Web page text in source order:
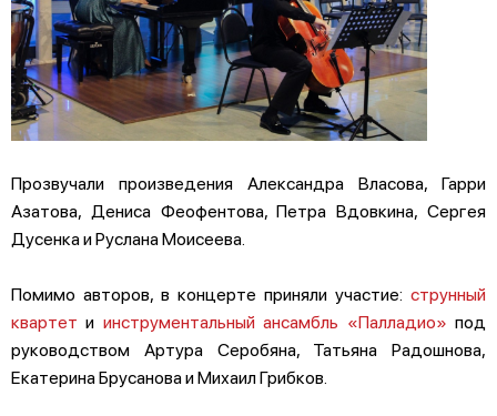
Прозвучали произведения Александра Власова, Гарри
Азатова, Дениса Феофентова, Петра Вдовкина, Сергея
Дусенка и Руслана Моисеева.
Помимо авторов, в концерте приняли участие: струнный
квартет и инструментальный ансамбль «Палладио» под
руководством Артура Серобяна, Татьяна Радошнова,
Екатерина Брусанова и Михаил Грибков.